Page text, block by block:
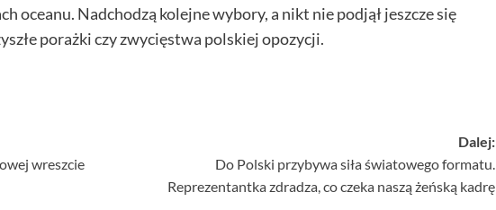
oceanu. Nadchodzą kolejne wybory, a nikt nie podjął jeszcze się
porażki czy zwycięstwa polskiej opozycji.
wreszcie
Dalej:
Do Polski przybywa siła światowego formatu.
Reprezentantka zdradza, co czeka naszą żeńską kadrę